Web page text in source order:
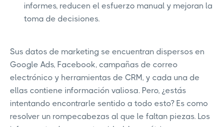
informes, reducen el esfuerzo manual y mejoran la
toma de decisiones.
Sus datos de marketing se encuentran dispersos en
Google Ads, Facebook, campañas de correo
electrónico y herramientas de CRM, y cada una de
ellas contiene información valiosa. Pero, ¿estás
intentando encontrarle sentido a todo esto? Es como
resolver un rompecabezas al que le faltan piezas. Los